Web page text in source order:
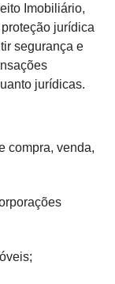
Imobiliário,
jurídica
segurança e
jurídicas.
compra, venda,